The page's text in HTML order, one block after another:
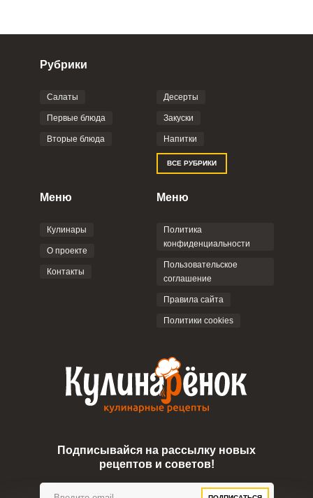
Фото до 4 шт, до 5 mb
Отправляя эту форму, вы соглашаетесь с
Политикой
Пользовательским
соглашением
Рубрики
Салаты
Первые блюда
Вторые блюда
Десерты
Закуски
Напитки
ВСЕ РУБРИКИ
Меню
Кулинары
О проекте
Контакты
Меню
Политика
конфиденциальности
Пользовательское
соглашение
Правила сайта
Политики cookies
Подписывайся на рассылку новых
рецептов и советов!